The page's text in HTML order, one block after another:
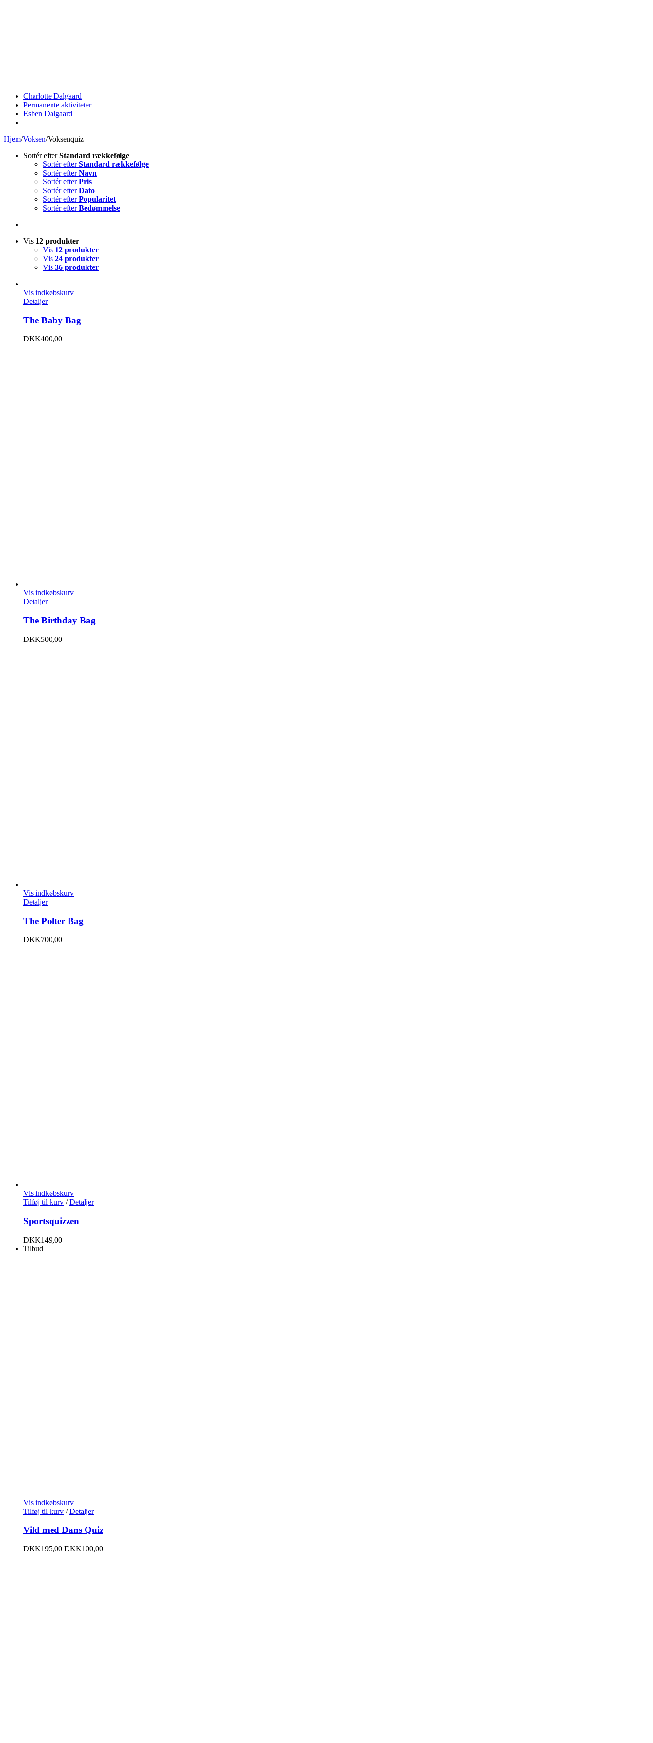
Charlotte Dalgaard
Permanente aktiviteter
Esben Dalgaard
Hjem/Voksen/Voksenquiz
Sortér efterStandard rækkefølge
Sortér efterStandard rækkefølge
Sortér efterNavn
Sortér efterPris
Sortér efterDato
Sortér efterPopularitet
Sortér efterBedømmelse
Vis 12 produkter
Vis 12 produkter
Vis 24 produkter
Vis 36 produkter
Vis indkøbskurv
Detaljer
The Baby Bag
DKK400,00
Vis indkøbskurv
Detaljer
The Birthday Bag
DKK500,00
Vis indkøbskurv
Detaljer
The Polter Bag
DKK700,00
Vis indkøbskurv
Tilføj til kurv / Detaljer
Sportsquizzen
DKK149,00
Tilbud
Vis indkøbskurv
Tilføj til kurv / Detaljer
Vild med Dans Quiz
DKK195,00 DKK100,00